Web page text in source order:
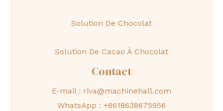
Solution De Chocolat
Solution De Cacao À Chocolat
Contact
E-mail : riva@machinehall.com
WhatsApp : +8618638675956